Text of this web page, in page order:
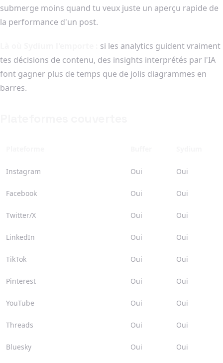
submerge moins quand tu veux juste un aperçu rapide de
la performance d'un post.
si les analytics guident vraiment
tes décisions de contenu, des insights interprétés par l'IA
font gagner plus de temps que de jolis diagrammes en
barres.
Instagram Oui Oui
Facebook Oui Oui
Twitter/X Oui Oui
LinkedIn Oui Oui
TikTok Oui Oui
Pinterest Oui Oui
YouTube Oui Oui
Threads Oui Oui
Bluesky Oui Oui